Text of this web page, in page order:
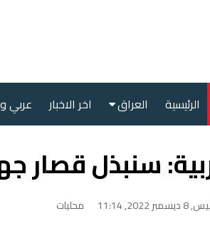
الرئيسية العراق
سياسة
محليات
اخر الاخبار عربي
سنبذل
2022, 11:14 محليات